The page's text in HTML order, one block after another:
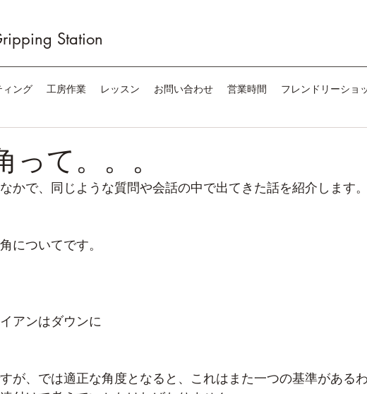
Station
ィング 工房作業 レッスン お問い合わせ 営業時間 フレンドリーショ
て。。。
かで、同じような質問や会話の中で出てきた話を紹介します。
についてです。
アンはダウンに
が、では適正な角度となると、これはまた一つの基準があるわ